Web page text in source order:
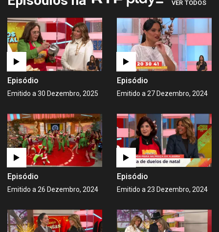
VER TODOS
Episódio
Emitido a 30 Dezembro, 2025
Episódio
Emitido a 27 Dezembro, 2024
Episódio
Emitido a 26 Dezembro, 2024
Episódio
Emitido a 23 Dezembro, 2024